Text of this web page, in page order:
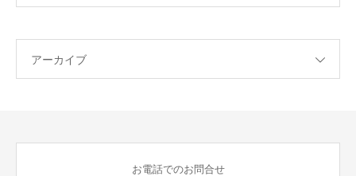
アーカイブ
お電話でのお問合せ